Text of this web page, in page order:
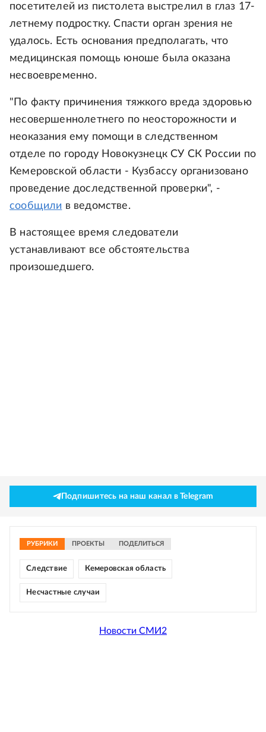
посетителей из пистолета выстрелил в глаз 17-
летнему подростку. Спасти орган зрения не
удалось. Есть основания предполагать, что
медицинская помощь юноше была оказана
несвоевременно.
"По факту причинения тяжкого вреда здоровью
несовершеннолетнего по неосторожности и
неоказания ему помощи в следственном
отделе по городу Новокузнецк СУ СК России по
Кемеровской области - Кузбассу организовано
проведение доследственной проверки", -
сообщили в ведомстве.
В настоящее время следователи
устанавливают все обстоятельства
произошедшего.
Подпишитесь на наш канал в Telegram
РУБРИКИ ПРОЕКТЫ ПОДЕЛИТЬСЯ
Следствие Кемеровская область
Несчастные случаи
Новости СМИ2